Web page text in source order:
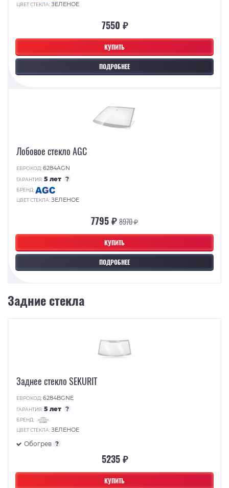
КУПИТЬ
ПОДРОБНЕЕ
ЦВЕТ СТЕКЛА:ЗЕЛЕНОЕ
7550 ₽
КУПИТЬ
ПОДРОБНЕЕ
Лобовое стекло AGC
ЕВРОКОД:6284AGN
ГАРАНТИЯ:5 лет ?
БРЕНД:
ЦВЕТ СТЕКЛА:ЗЕЛЕНОЕ
7795 ₽8970 ₽
Задние стекла
КУПИТЬ
Заднее стекло SEKURIT
ЕВРОКОД:6284BGNE
ГАРАНТИЯ:5 лет ?
БРЕНД:
ЦВЕТ СТЕКЛА:ЗЕЛЕНОЕ
Обогрев ?
5235 ₽